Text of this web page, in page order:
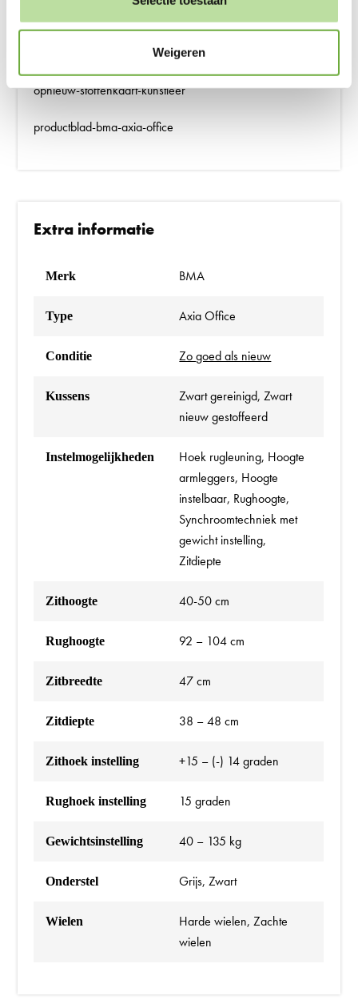
Weigeren
opnieuw-stoffenkaart-stof
opnieuw-stoffenkaart-kunstleer
productblad-bma-axia-office
Extra informatie
Merk BMA
Type Axia Office
Conditie Zo goed als nieuw
Kussens
Zwart gereinigd, Zwart
nieuw gestoffeerd
Instelmogelijkheden
Hoek rugleuning, Hoogte
armleggers, Hoogte
instelbaar, Rughoogte,
Synchroomtechniek met
gewicht instelling,
Zitdiepte
Zithoogte 40-50 cm
Rughoogte 92 – 104 cm
Zitbreedte 47 cm
Zitdiepte 38 – 48 cm
Zithoek instelling +15 – (-) 14 graden
Rughoek instelling 15 graden
Gewichtsinstelling 40 – 135 kg
Onderstel Grijs, Zwart
Wielen
Harde wielen, Zachte
wielen